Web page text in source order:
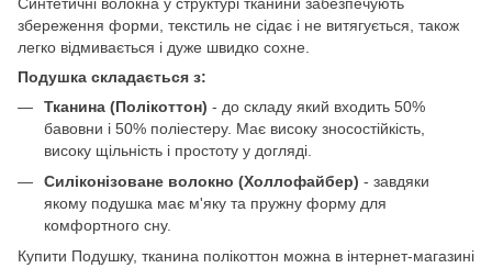
збереження форми, текстиль не сідає і не витягується, також
легко відмивається і дуже швидко сохне.
Подушка складається з:
Тканина (Полікоттон) - до складу який входить 50%
бавовни і 50% поліестеру. Має високу зносостійкість,
високу щільність і простоту у догляді.
Силіконізоване волокно (Холлофайбер) - завдяки
якому подушка має м'яку та пружну форму для
комфортного сну.
Купити Подушку, тканина полікоттон можна в інтернет-магазині